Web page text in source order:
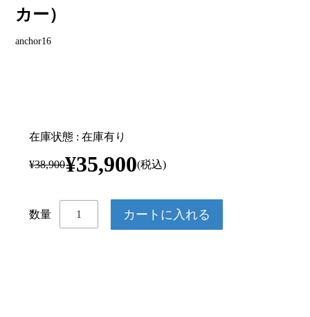
カー）
anchor16
在庫状態 : 在庫有り
¥38,900¥35,900(税込)
数量